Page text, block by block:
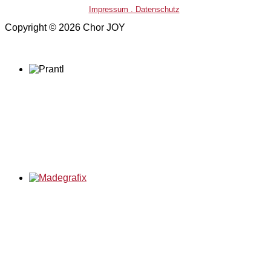
Impressum . Datenschutz
Copyright © 2026 Chor JOY